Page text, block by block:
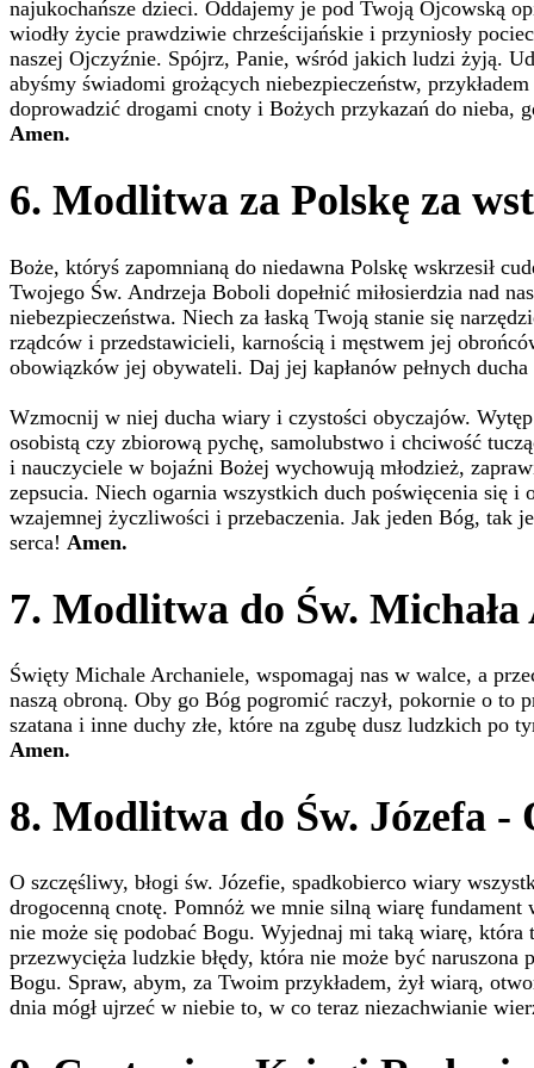
najukochańsze dzieci. Oddajemy je pod Twoją Ojcowską
wiodły życie prawdziwie chrześcijańskie i przyniosły
naszej Ojczyźnie. Spójrz, Panie, wśród jakich ludzi żyją.
abyśmy świadomi grożących niebezpieczeństw,
doprowadzić drogami cnoty i Bożych przykazań do nieba,
Amen.
6. Modlitwa za Polskę za
Boże, któryś zapomnianą do niedawna Polskę wskrzesił
Twojego Św. Andrzeja Boboli dopełnić miłosierdzia nad
niebezpieczeństwa. Niech za łaską Twoją stanie się
rządców i przedstawicieli, karnością i męstwem jej
obowiązków jej obywateli. Daj jej kapłanów pełnych
Wzmocnij w niej ducha wiary i czystości obyczajów.
osobistą czy zbiorową pychę, samolubstwo i chciwość
i nauczyciele w bojaźni Bożej wychowują młodzież,
zepsucia. Niech ogarnia wszystkich duch poświęcenia się
wzajemnej życzliwości i przebaczenia. Jak jeden Bóg, tak
serca! Amen.
7. Modlitwa do Św. Michała
Święty Michale Archaniele, wspomagaj nas w walce, a
naszą obroną. Oby go Bóg pogromić raczył, pokornie o to
szatana i inne duchy złe, które na zgubę dusz ludzkich po
Amen.
8. Modlitwa do Św. Józefa -
O szczęśliwy, błogi św. Józefie, spadkobierco wiary
drogocenną cnotę. Pomnóż we mnie silną wiarę
nie może się podobać Bogu. Wyjednaj mi taką wiarę,
przezwycięża ludzkie błędy, która nie może być
Bogu. Spraw, abym, za Twoim przykładem, żył wiarą,
dnia mógł ujrzeć w niebie to, w co teraz niezachwianie